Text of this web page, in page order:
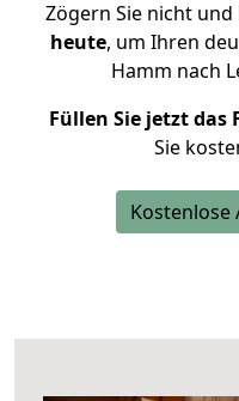
Zögern Sie nicht und
heute, um Ihren
Hamm nach
Füllen Sie jetzt das
Sie
Kostenlose